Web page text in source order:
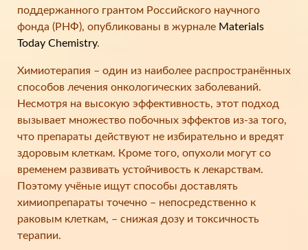
поддержанного грантом Российского научного
фонда (РНФ), опубликованы в журнале Materials
Today Chemistry.
Химиотерапия – один из наиболее распространённых
способов лечения онкологических заболеваний.
Несмотря на высокую эффективность, этот подход
вызывает множество побочных эффектов из-за того,
что препараты действуют не избирательно и вредят
здоровым клеткам. Кроме того, опухоли могут со
временем развивать устойчивость к лекарствам.
Поэтому учёные ищут способы доставлять
химиопрепараты точечно – непосредственно к
раковым клеткам, – снижая дозу и токсичность
терапии.